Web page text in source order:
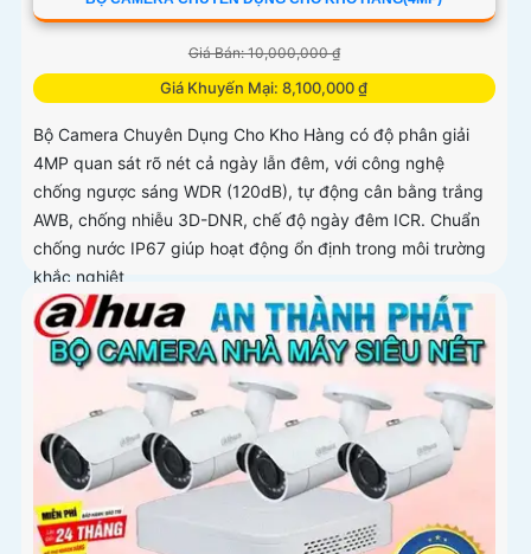
Giá Bán: 10,000,000 ₫
Giá Khuyến Mại: 8,100,000 ₫
Bộ Camera Chuyên Dụng Cho Kho Hàng có độ phân giải
4MP quan sát rõ nét cả ngày lẫn đêm, với công nghệ
chống ngược sáng WDR (120dB), tự động cân bằng trắng
AWB, chống nhiễu 3D-DNR, chế độ ngày đêm ICR. Chuẩn
chống nước IP67 giúp hoạt động ổn định trong môi trường
khắc nghiệt